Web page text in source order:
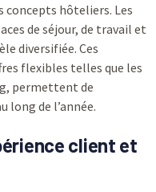
concepts hôteliers. Les
de séjour, de travail et
diversifiée. Ces
flexibles telles que les
permettent de
long de l’année.
client et